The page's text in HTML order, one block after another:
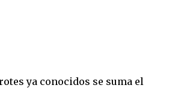
ya conocidos se suma el